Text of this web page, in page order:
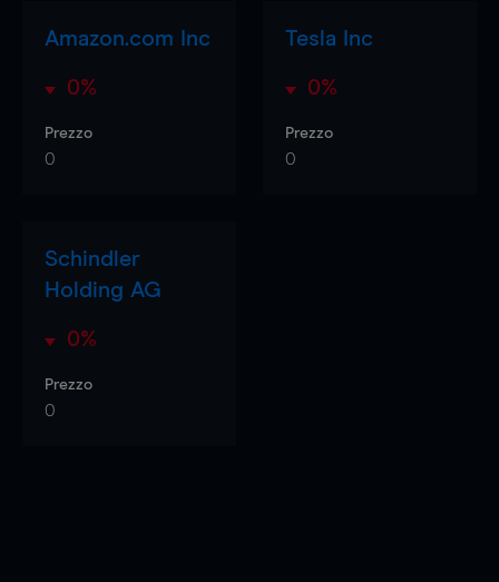
Amazon.com Inc
0%
Prezzo
0
Tesla Inc
0%
Prezzo
0
Schindler
Holding AG
0%
Prezzo
0